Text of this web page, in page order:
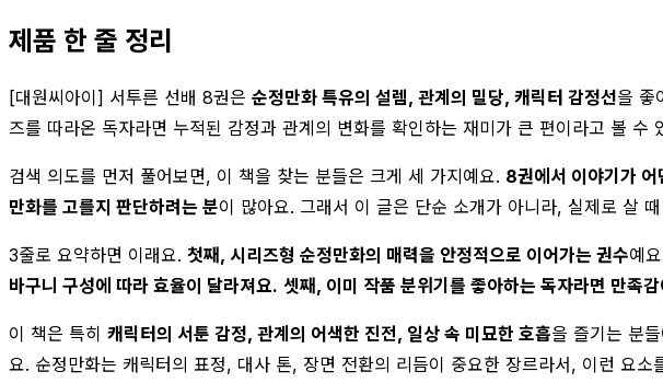
제품 한 줄 정리
[대원씨아이] 서투른 선배 8권은 순정만화 특유의 설렘, 관계의 밀당, 캐릭터 감정선을 좋
즈를 따라온 독자라면 누적된 감정과 관계의 변화를 확인하는 재미가 큰 편이라고 볼 수
검색 의도를 먼저 풀어보면, 이 책을 찾는 분들은 크게 세 가지예요. 8권에서 이야기가 어
만화를 고를지 판단하려는 분이 많아요. 그래서 이 글은 단순 소개가 아니라, 실제로 살
3줄로 요약하면 이래요. 첫째, 시리즈형 순정만화의 매력을 안정적으로 이어가는 권수예
바구니 구성에 따라 효율이 달라져요. 셋째, 이미 작품 분위기를 좋아하는 독자라면 만족
이 책은 특히 캐릭터의 서툰 감정, 관계의 어색한 진전, 일상 속 미묘한 호흡을 즐기는 분
요. 순정만화는 캐릭터의 표정, 대사 톤, 장면 전환의 리듬이 중요한 장르라서, 이런 요